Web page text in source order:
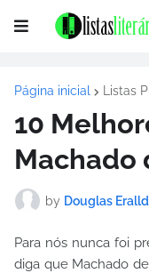
Página inicial Listas
10
Machado
by Douglas
Para nós nunca foi
diga que Machado